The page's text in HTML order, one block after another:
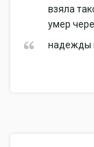
взяла
умер
надежды